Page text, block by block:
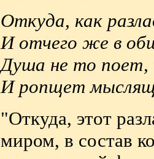
Откуда, как
И отчего же в
Душа не то поет,
И ропщет
"Откуда, этот
миром, в состав